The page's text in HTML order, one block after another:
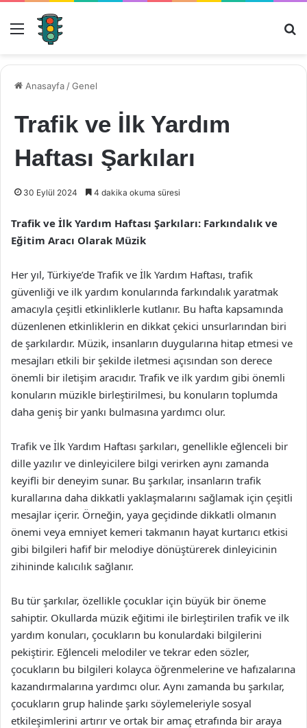
Menü
Anasayfa /Genel
Trafik ve İlk Yardım
Haftası Şarkıları
30 Eylül 2024 4 dakika okuma süresi
Trafik ve İlk Yardım Haftası Şarkıları: Farkındalık ve
Eğitim Aracı Olarak Müzik
Her yıl, Türkiye’de Trafik ve İlk Yardım Haftası, trafik
güvenliği ve ilk yardım konularında farkındalık yaratmak
amacıyla çeşitli etkinliklerle kutlanır. Bu hafta kapsamında
düzenlenen etkinliklerin en dikkat çekici unsurlarından biri
de şarkılardır. Müzik, insanların duygularına hitap etmesi ve
mesajları etkili bir şekilde iletmesi açısından son derece
önemli bir iletişim aracıdır. Trafik ve ilk yardım gibi önemli
konuların müzikle birleştirilmesi, bu konuların toplumda
daha geniş bir yankı bulmasına yardımcı olur.
Trafik ve İlk Yardım Haftası şarkıları, genellikle eğlenceli bir
dille yazılır ve dinleyicilere bilgi verirken aynı zamanda
keyifli bir deneyim sunar. Bu şarkılar, insanların trafik
kurallarına daha dikkatli yaklaşmalarını sağlamak için çeşitli
mesajlar içerir. Örneğin, yaya geçidinde dikkatli olmanın
önemi veya emniyet kemeri takmanın hayat kurtarıcı etkisi
gibi bilgileri hafif bir melodiye dönüştürerek dinleyicinin
zihininde kalıcılık sağlanır.
Bu tür şarkılar, özellikle çocuklar için büyük bir öneme
sahiptir. Okullarda müzik eğitimi ile birleştirilen trafik ve ilk
yardım konuları, çocukların bu konulardaki bilgilerini
pekiştirir. Eğlenceli melodiler ve tekrar eden sözler,
çocukların bu bilgileri kolayca öğrenmelerine ve hafızalarına
kazandırmalarına yardımcı olur. Aynı zamanda bu şarkılar,
çocukların grup halinde şarkı söylemeleriyle sosyal
etkileşimlerini artırır ve ortak bir amaç etrafında bir araya